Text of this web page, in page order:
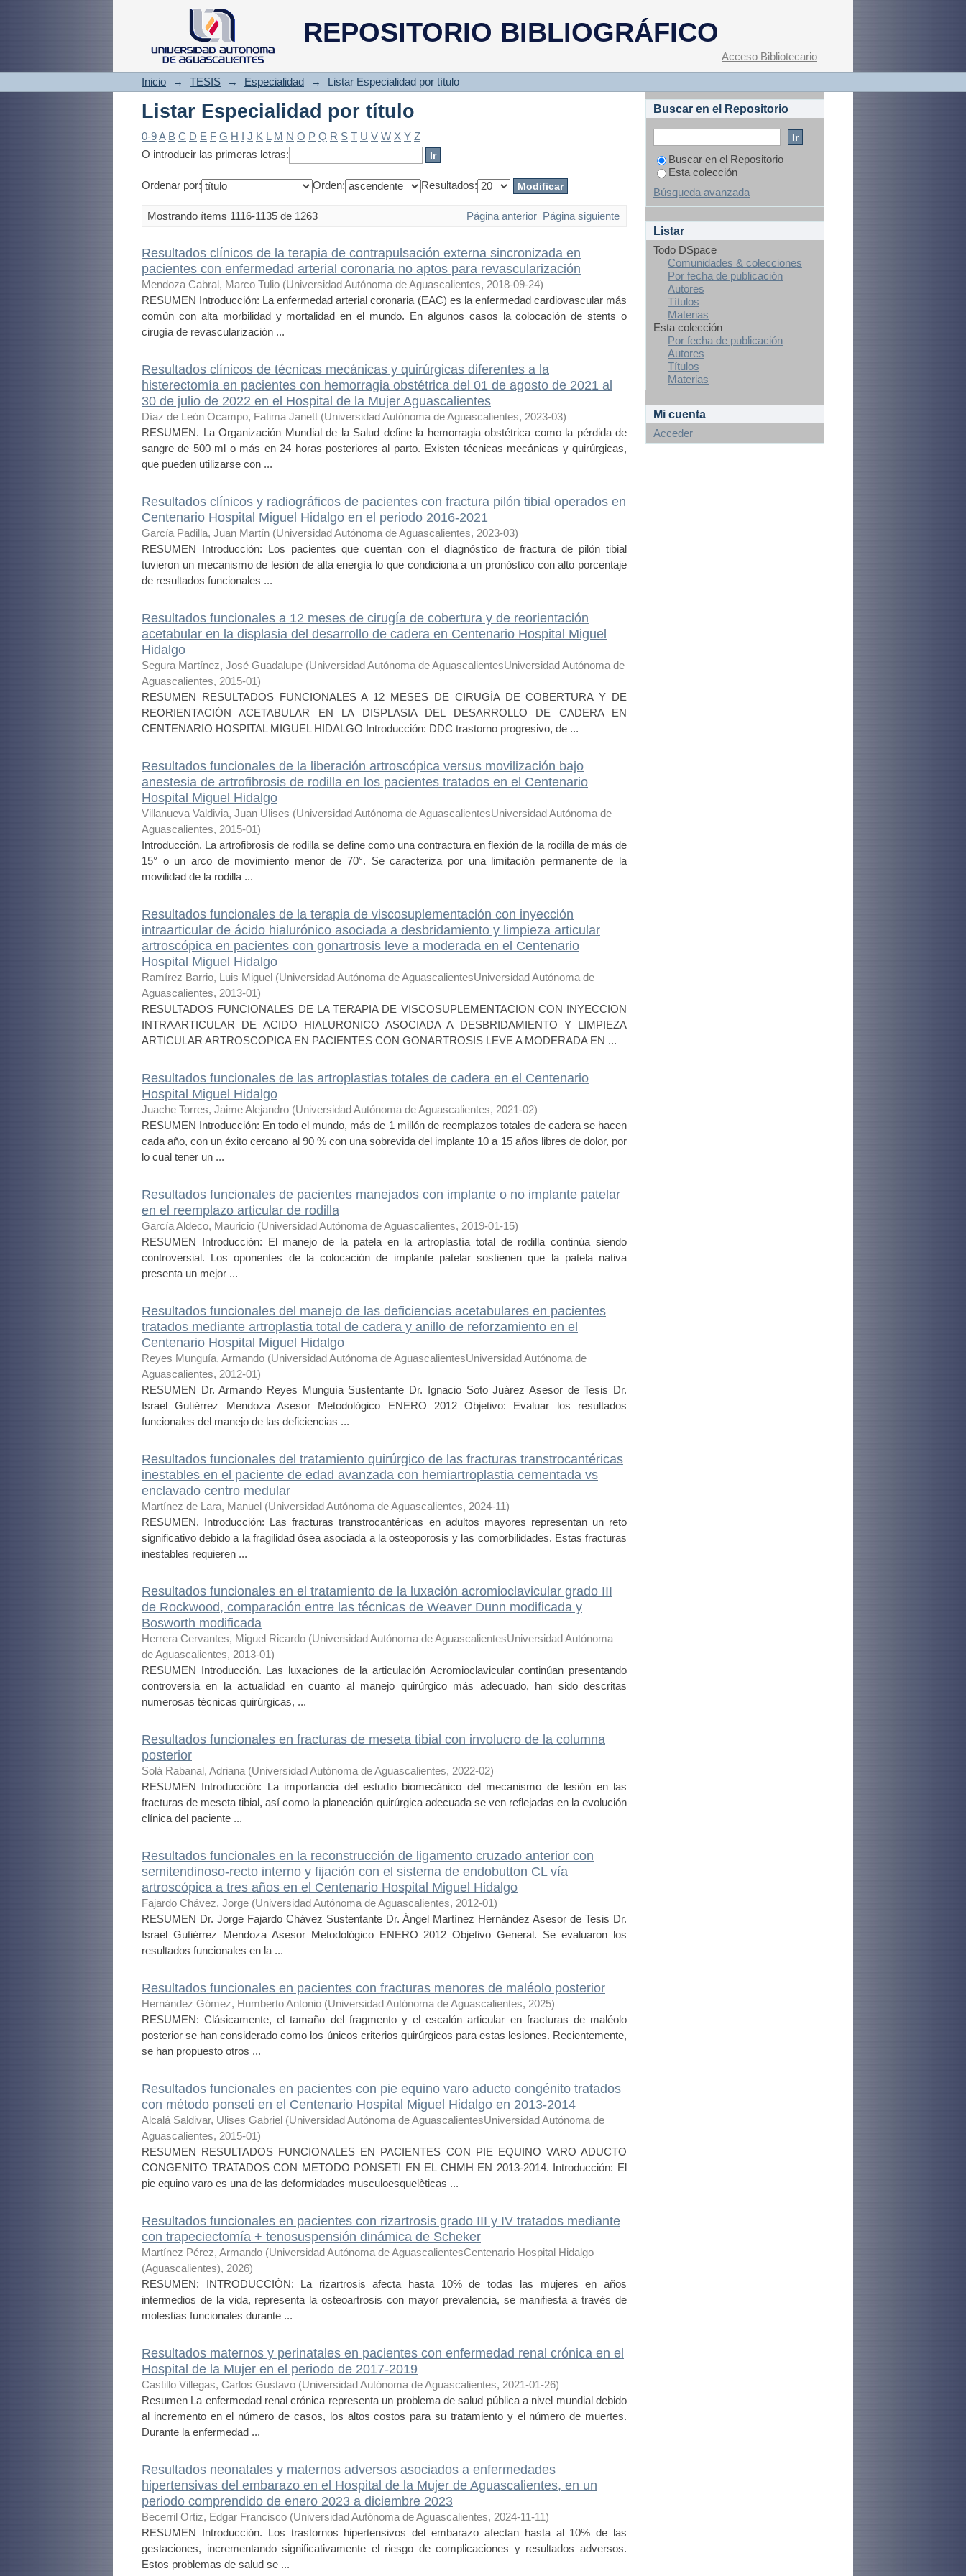
REPOSITORIO BIBLIOGRÁFICO
Listar Especialidad por título
Acceso Bibliotecario
Inicio → TESIS → Especialidad → Listar Especialidad por título
Listar Especialidad por título
0-9A B C D E F G H I J K L M N O P Q R S T U V W X Y Z
O introducir las primeras letras:
Ordenar por: Orden: Resultados:
Mostrando ítems 1116-1135 de 1263 Página anterior Página siguiente
Resultados clínicos de la terapia de contrapulsación externa sincronizada en
pacientes con enfermedad arterial coronaria no aptos para revascularización
Mendoza Cabral, Marco Tulio (Universidad Autónoma de Aguascalientes, 2018-09-24)
RESUMEN Introducción: La enfermedad arterial coronaria (EAC) es la enfermedad cardiovascular más
común con alta morbilidad y mortalidad en el mundo. En algunos casos la colocación de stents o
cirugía de revascularización ...
Resultados clínicos de técnicas mecánicas y quirúrgicas diferentes a la
histerectomía en pacientes con hemorragia obstétrica del 01 de agosto de 2021 al
30 de julio de 2022 en el Hospital de la Mujer Aguascalientes
Díaz de León Ocampo, Fatima Janett (Universidad Autónoma de Aguascalientes, 2023-03)
RESUMEN. La Organización Mundial de la Salud define la hemorragia obstétrica como la pérdida de
sangre de 500 ml o más en 24 horas posteriores al parto. Existen técnicas mecánicas y quirúrgicas,
que pueden utilizarse con ...
Resultados clínicos y radiográficos de pacientes con fractura pilón tibial operados en
Centenario Hospital Miguel Hidalgo en el periodo 2016-2021
García Padilla, Juan Martín (Universidad Autónoma de Aguascalientes, 2023-03)
RESUMEN Introducción: Los pacientes que cuentan con el diagnóstico de fractura de pilón tibial
tuvieron un mecanismo de lesión de alta energía lo que condiciona a un pronóstico con alto porcentaje
de resultados funcionales ...
Resultados funcionales a 12 meses de cirugía de cobertura y de reorientación
acetabular en la displasia del desarrollo de cadera en Centenario Hospital Miguel
Hidalgo
Segura Martínez, José Guadalupe (Universidad Autónoma de AguascalientesUniversidad Autónoma de
Aguascalientes, 2015-01)
RESUMEN RESULTADOS FUNCIONALES A 12 MESES DE CIRUGÍA DE COBERTURA Y DE
REORIENTACIÓN ACETABULAR EN LA DISPLASIA DEL DESARROLLO DE CADERA EN
CENTENARIO HOSPITAL MIGUEL HIDALGO Introducción: DDC trastorno progresivo, de ...
Resultados funcionales de la liberación artroscópica versus movilización bajo
anestesia de artrofibrosis de rodilla en los pacientes tratados en el Centenario
Hospital Miguel Hidalgo
Villanueva Valdivia, Juan Ulises (Universidad Autónoma de AguascalientesUniversidad Autónoma de
Aguascalientes, 2015-01)
Introducción. La artrofibrosis de rodilla se define como una contractura en flexión de la rodilla de más de
15° o un arco de movimiento menor de 70°. Se caracteriza por una limitación permanente de la
movilidad de la rodilla ...
Resultados funcionales de la terapia de viscosuplementación con inyección
intraarticular de ácido hialurónico asociada a desbridamiento y limpieza articular
artroscópica en pacientes con gonartrosis leve a moderada en el Centenario
Hospital Miguel Hidalgo
Ramírez Barrio, Luis Miguel (Universidad Autónoma de AguascalientesUniversidad Autónoma de
Aguascalientes, 2013-01)
RESULTADOS FUNCIONALES DE LA TERAPIA DE VISCOSUPLEMENTACION CON INYECCION
INTRAARTICULAR DE ACIDO HIALURONICO ASOCIADA A DESBRIDAMIENTO Y LIMPIEZA
ARTICULAR ARTROSCOPICA EN PACIENTES CON GONARTROSIS LEVE A MODERADA EN ...
Resultados funcionales de las artroplastias totales de cadera en el Centenario
Hospital Miguel Hidalgo
Juache Torres, Jaime Alejandro (Universidad Autónoma de Aguascalientes, 2021-02)
RESUMEN Introducción: En todo el mundo, más de 1 millón de reemplazos totales de cadera se hacen
cada año, con un éxito cercano al 90 % con una sobrevida del implante 10 a 15 años libres de dolor, por
lo cual tener un ...
Resultados funcionales de pacientes manejados con implante o no implante patelar
en el reemplazo articular de rodilla
García Aldeco, Mauricio (Universidad Autónoma de Aguascalientes, 2019-01-15)
RESUMEN Introducción: El manejo de la patela en la artroplastía total de rodilla continúa siendo
controversial. Los oponentes de la colocación de implante patelar sostienen que la patela nativa
presenta un mejor ...
Resultados funcionales del manejo de las deficiencias acetabulares en pacientes
tratados mediante artroplastia total de cadera y anillo de reforzamiento en el
Centenario Hospital Miguel Hidalgo
Reyes Munguía, Armando (Universidad Autónoma de AguascalientesUniversidad Autónoma de
Aguascalientes, 2012-01)
RESUMEN Dr. Armando Reyes Munguía Sustentante Dr. Ignacio Soto Juárez Asesor de Tesis Dr.
Israel Gutiérrez Mendoza Asesor Metodológico ENERO 2012 Objetivo: Evaluar los resultados
funcionales del manejo de las deficiencias ...
Resultados funcionales del tratamiento quirúrgico de las fracturas transtrocantéricas
inestables en el paciente de edad avanzada con hemiartroplastia cementada vs
enclavado centro medular
Martínez de Lara, Manuel (Universidad Autónoma de Aguascalientes, 2024-11)
RESUMEN. Introducción: Las fracturas transtrocantéricas en adultos mayores representan un reto
significativo debido a la fragilidad ósea asociada a la osteoporosis y las comorbilidades. Estas fracturas
inestables requieren ...
Resultados funcionales en el tratamiento de la luxación acromioclavicular grado III
de Rockwood, comparación entre las técnicas de Weaver Dunn modificada y
Bosworth modificada
Herrera Cervantes, Miguel Ricardo (Universidad Autónoma de AguascalientesUniversidad Autónoma
de Aguascalientes, 2013-01)
RESUMEN Introducción. Las luxaciones de la articulación Acromioclavicular continúan presentando
controversia en la actualidad en cuanto al manejo quirúrgico más adecuado, han sido descritas
numerosas técnicas quirúrgicas, ...
Resultados funcionales en fracturas de meseta tibial con involucro de la columna
posterior
Solá Rabanal, Adriana (Universidad Autónoma de Aguascalientes, 2022-02)
RESUMEN Introducción: La importancia del estudio biomecánico del mecanismo de lesión en las
fracturas de meseta tibial, así como la planeación quirúrgica adecuada se ven reflejadas en la evolución
clínica del paciente ...
Resultados funcionales en la reconstrucción de ligamento cruzado anterior con
semitendinoso-recto interno y fijación con el sistema de endobutton CL vía
artroscópica a tres años en el Centenario Hospital Miguel Hidalgo
Fajardo Chávez, Jorge (Universidad Autónoma de Aguascalientes, 2012-01)
RESUMEN Dr. Jorge Fajardo Chávez Sustentante Dr. Ángel Martínez Hernández Asesor de Tesis Dr.
Israel Gutiérrez Mendoza Asesor Metodológico ENERO 2012 Objetivo General. Se evaluaron los
resultados funcionales en la ...
Resultados funcionales en pacientes con fracturas menores de maléolo posterior
Hernández Gómez, Humberto Antonio (Universidad Autónoma de Aguascalientes, 2025)
RESUMEN: Clásicamente, el tamaño del fragmento y el escalón articular en fracturas de maléolo
posterior se han considerado como los únicos criterios quirúrgicos para estas lesiones. Recientemente,
se han propuesto otros ...
Resultados funcionales en pacientes con pie equino varo aducto congénito tratados
con método ponseti en el Centenario Hospital Miguel Hidalgo en 2013-2014
Alcalá Saldivar, Ulises Gabriel (Universidad Autónoma de AguascalientesUniversidad Autónoma de
Aguascalientes, 2015-01)
RESUMEN RESULTADOS FUNCIONALES EN PACIENTES CON PIE EQUINO VARO ADUCTO
CONGENITO TRATADOS CON METODO PONSETI EN EL CHMH EN 2013-2014. Introducción: El
pie equino varo es una de las deformidades musculoesquelèticas ...
Resultados funcionales en pacientes con rizartrosis grado III y IV tratados mediante
con trapeciectomía + tenosuspensión dinámica de Scheker
Martínez Pérez, Armando (Universidad Autónoma de AguascalientesCentenario Hospital Hidalgo
(Aguascalientes), 2026)
RESUMEN: INTRODUCCIÓN: La rizartrosis afecta hasta 10% de todas las mujeres en años
intermedios de la vida, representa la osteoartrosis con mayor prevalencia, se manifiesta a través de
molestias funcionales durante ...
Resultados maternos y perinatales en pacientes con enfermedad renal crónica en el
Hospital de la Mujer en el periodo de 2017-2019
Castillo Villegas, Carlos Gustavo (Universidad Autónoma de Aguascalientes, 2021-01-26)
Resumen La enfermedad renal crónica representa un problema de salud pública a nivel mundial debido
al incremento en el número de casos, los altos costos para su tratamiento y el número de muertes.
Durante la enfermedad ...
Resultados neonatales y maternos adversos asociados a enfermedades
hipertensivas del embarazo en el Hospital de la Mujer de Aguascalientes, en un
periodo comprendido de enero 2023 a diciembre 2023
Becerril Ortiz, Edgar Francisco (Universidad Autónoma de Aguascalientes, 2024-11-11)
RESUMEN Introducción. Los trastornos hipertensivos del embarazo afectan hasta al 10% de las
gestaciones, incrementando significativamente el riesgo de complicaciones y resultados adversos.
Estos problemas de salud se ...
Buscar en el Repositorio
Buscar en el Repositorio
Esta colección
Búsqueda avanzada
Listar
Todo DSpace
Comunidades & colecciones
Por fecha de publicación
Autores
Títulos
Materias
Esta colección
Por fecha de publicación
Autores
Títulos
Materias
Mi cuenta
Acceder